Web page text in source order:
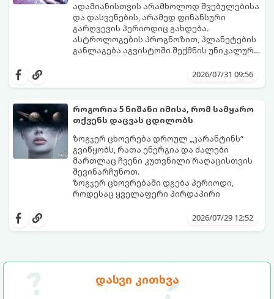
დასვი კითხვა
ადამიანისთვის არამხოლოდ შვებულებისა
და დასვენების, არამედ ფინანსური
გარღვევის პერიოდიც გახდება.
ასტროლოგების პროგნოზით, პლანეტების
განლაგება აგვისტოში შექმნის უნიკალურ
ზოდიაქოს 4 ნიშანს ფინანსური წარმატების
შორის, ვისაც აგვისტოში ფინანსური
2026/07/31 09:56
როგორია 5 ნიშანი იმისა, რომ სამყარო
თქვენს დაცვას ცდილობს
ზოგჯერ ცხოვრება დროულ „კარანტინს“
გვიწყობს, რათა ენერგია და ძალები
მართლაც ჩვენი კუთვნილი რაღაცისთვის
შევინარჩუნოთ.
ზოგჯერ ცხოვრებაში დგება პერიოდი,
როდესაც ყველაფერი პირდაპირი
იშლება მნიშვნელოვანი გარიგებები,
ასეთ მომენტებში ადვილია
ეზოთერიკასა და ფსიქოლოგიაში ეს
ფენომენი ხშირად სხვანაირად
მომხდარი მარცხი სასჯელი კი არა,
სამყაროს მცდელობაა:
2026/07/29 12:52